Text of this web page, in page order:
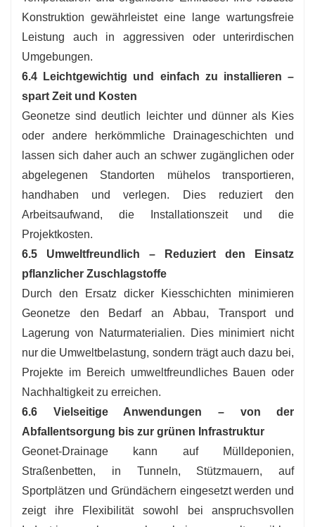
Konstruktion gewährleistet eine lange wartungsfreie
Leistung auch in aggressiven oder unterirdischen
Umgebungen.
6.4 Leichtgewichtig und einfach zu installieren –
spart Zeit und Kosten
Geonetze sind deutlich leichter und dünner als Kies
oder andere herkömmliche Drainageschichten und
lassen sich daher auch an schwer zugänglichen oder
abgelegenen Standorten mühelos transportieren,
handhaben und verlegen. Dies reduziert den
Arbeitsaufwand, die Installationszeit und die
Projektkosten.
6.5 Umweltfreundlich – Reduziert den Einsatz
pflanzlicher Zuschlagstoffe
Durch den Ersatz dicker Kiesschichten minimieren
Geonetze den Bedarf an Abbau, Transport und
Lagerung von Naturmaterialien. Dies minimiert nicht
nur die Umweltbelastung, sondern trägt auch dazu bei,
Projekte im Bereich umweltfreundliches Bauen oder
Nachhaltigkeit zu erreichen.
6.6 Vielseitige Anwendungen – von der
Abfallentsorgung bis zur grünen Infrastruktur
Geonet-Drainage kann auf Mülldeponien,
Straßenbetten, in Tunneln, Stützmauern, auf
Sportplätzen und Gründächern eingesetzt werden und
zeigt ihre Flexibilität sowohl bei anspruchsvollen